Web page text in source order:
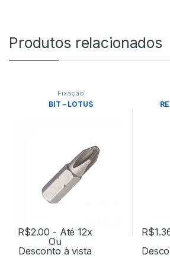
Produtos relacionados
Fixação
BIT – LOTUS
R$2.00 - Até 12x
Ou
Desconto à vista
R$